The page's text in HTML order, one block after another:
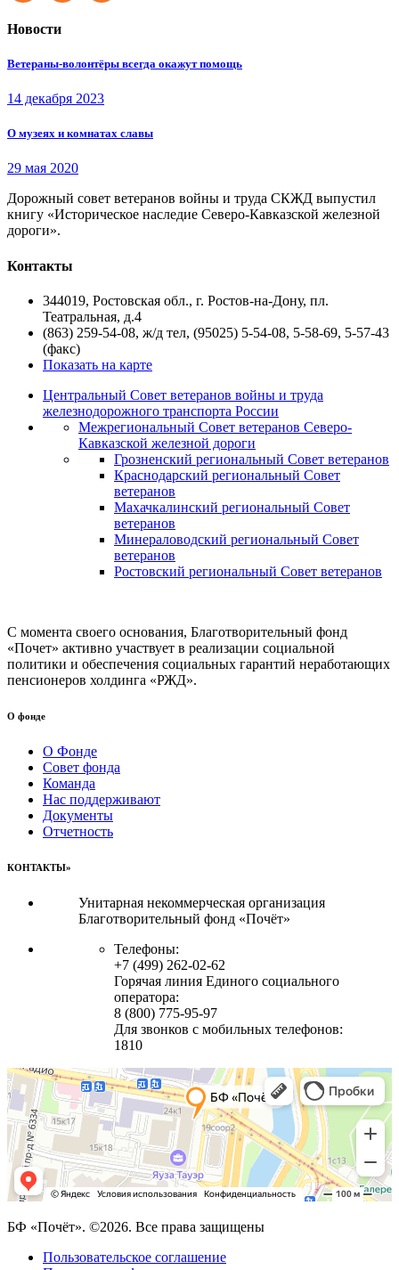
Новости
Ветераны-волонтёры всегда окажут помощь
14 декабря 2023
О музеях и комнатах славы
29 мая 2020
Дорожный совет ветеранов войны и труда СКЖД выпустил
книгу «Историческое наследие Северо-Кавказской железной
дороги».
Контакты
344019, Ростовская обл., г. Ростов-на-Дону, пл.
Театральная, д.4
(863) 259-54-08, ж/д тел, (95025) 5-54-08, 5-58-69, 5-57-43
(факс)
Показать на карте
Центральный Совет ветеранов войны и труда
железнодорожного транспорта России
Межрегиональный Совет ветеранов Северо-
Кавказской железной дороги
Грозненский региональный Совет ветеранов
Краснодарский региональный Совет
ветеранов
Махачкалинский региональный Совет
ветеранов
Минераловодский региональный Совет
ветеранов
Ростовский региональный Совет ветеранов
С момента своего основания, Благотворительный фонд
«Почет» активно участвует в реализации социальной
политики и обеспечения социальных гарантий неработающих
пенсионеров холдинга «РЖД».
О фонде
О Фонде
Совет фонда
Команда
Нас поддерживают
Документы
Отчетность
КОНТАКТЫ»
Унитарная некоммерческая организация
Благотворительный фонд «Почёт»
Телефоны:
+7 (499) 262-02-62
Горячая линия Единого социального
оператора:
8 (800) 775-95-97
Для звонков с мобильных телефонов:
1810
БФ «Почёт». ©2026. Все права защищены
Пользовательское соглашение